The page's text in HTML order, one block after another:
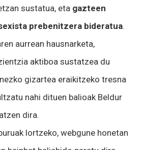
sustatua, eta gazteen
prebenitzera bideratua.
aurrean hausnarketa,
aktiboa sustatzea du
gizartea eraikitzeko tresna
nahi dituen balioak Beldur
dira.
lortzeko, webgune honetan